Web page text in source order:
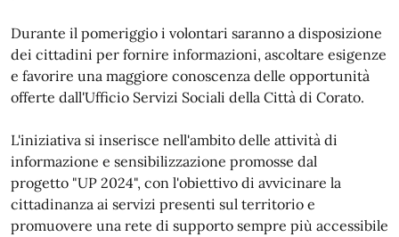
Durante il pomeriggio i volontari saranno a disposizione
dei cittadini per fornire informazioni, ascoltare esigenze
e favorire una maggiore conoscenza delle opportunità
offerte dall'Ufficio Servizi Sociali della Città di Corato.
L'iniziativa si inserisce nell'ambito delle attività di
informazione e sensibilizzazione promosse dal
progetto "UP 2024", con l'obiettivo di avvicinare la
cittadinanza ai servizi presenti sul territorio e
promuovere una rete di supporto sempre più accessibile